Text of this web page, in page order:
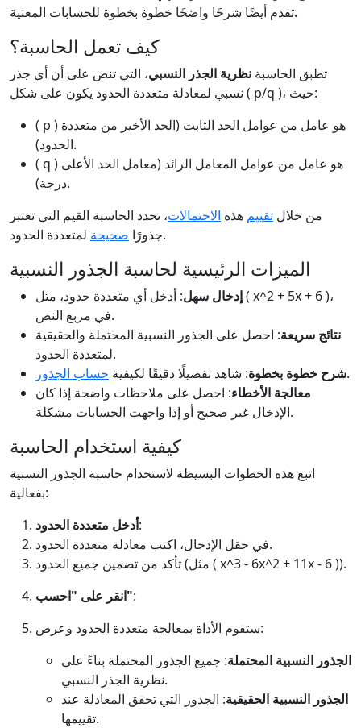
تقدم أيضًا شرحًا واضحًا خطوة بخطوة للحسابات المعنية.
كيف تعمل الحاسبة؟
تطبق الحاسبة نظرية الجذر النسبي، التي تنص على أن أي جذر
نسبي لمعادلة متعددة الحدود يكون على شكل ( p/q )، حيث:
( p ) هو عامل من عوامل الحد الثابت (الحد الأخير من متعددة
الحدود).
( q ) هو عامل من عوامل المعامل الرائد (معامل الحد الأعلى
درجة).
من خلال تقييم هذه الاحتمالات، تحدد الحاسبة القيم التي تعتبر
جذورًا صحيحة لمتعددة الحدود.
الميزات الرئيسية لحاسبة الجذور النسبية
إدخال سهل: أدخل أي متعددة حدود، مثل ( x^2 + 5x + 6 )،
في مربع النص.
نتائج سريعة: احصل على الجذور النسبية المحتملة والحقيقية
لمتعددة الحدود.
شرح خطوة بخطوة: شاهد تفصيلًا دقيقًا لكيفية حساب الجذور
.
معالجة الأخطاء: احصل على ملاحظات واضحة إذا كان
الإدخال غير صحيح أو إذا واجهت الحسابات مشكلة.
كيفية استخدام الحاسبة
اتبع هذه الخطوات البسيطة لاستخدام حاسبة الجذور النسبية
بفعالية:
أدخل متعددة الحدود:
في حقل الإدخال، اكتب معادلة متعددة الحدود.
تأكد من تضمين جميع الحدود (مثل ( x^3 - 6x^2 + 11x - 6 )).
انقر على "احسب":
ستقوم الأداة بمعالجة متعددة الحدود وعرض:
الجذور النسبية المحتملة: جميع الجذور المحتملة بناءً على
نظرية الجذر النسبي.
الجذور النسبية الحقيقية: الجذور التي تحقق المعادلة عند
تقييمها.